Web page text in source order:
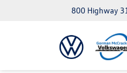
800 Highway